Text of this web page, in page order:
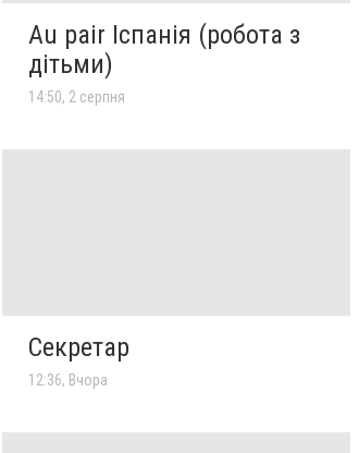
Au pair Іспанія (робота з
дітьми)
14:50, 2 серпня
Секретар
12:36, Вчора